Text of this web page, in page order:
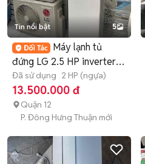
Tin nổi bật 5
Máy lạnh tủ
đứng LG 2.5 HP inverter
date 2021 zin
Đã sử dụng 2 HP (ngựa)
13.500.000 đ
Quận 12
P. Đông Hưng Thuận mới